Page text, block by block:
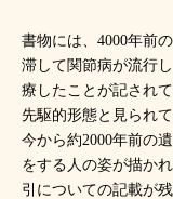
書物には、4000年前
滞して関節病が流行
療したことが記され
先駆的形態と見られて
今から約2000年前の
をする人の姿が描か
引についての記載が